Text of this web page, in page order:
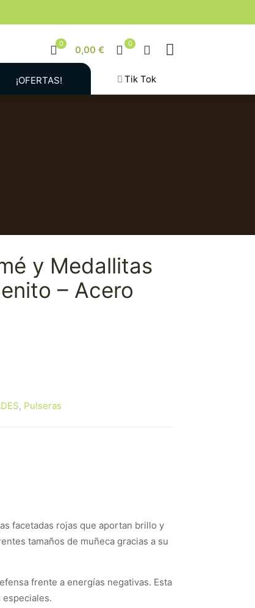
0
0,00 €
0
¡OFERTAS! Tik Tok
y Medallitas
– Acero
, Pulseras
facetadas rojas que aportan brillo y
tamaños de muñeca gracias a su
frente a energías negativas. Esta